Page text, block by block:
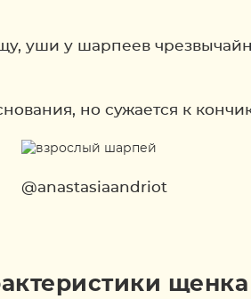
уши у шарпеев
но сужается к
@anastasiaandriot
щенка